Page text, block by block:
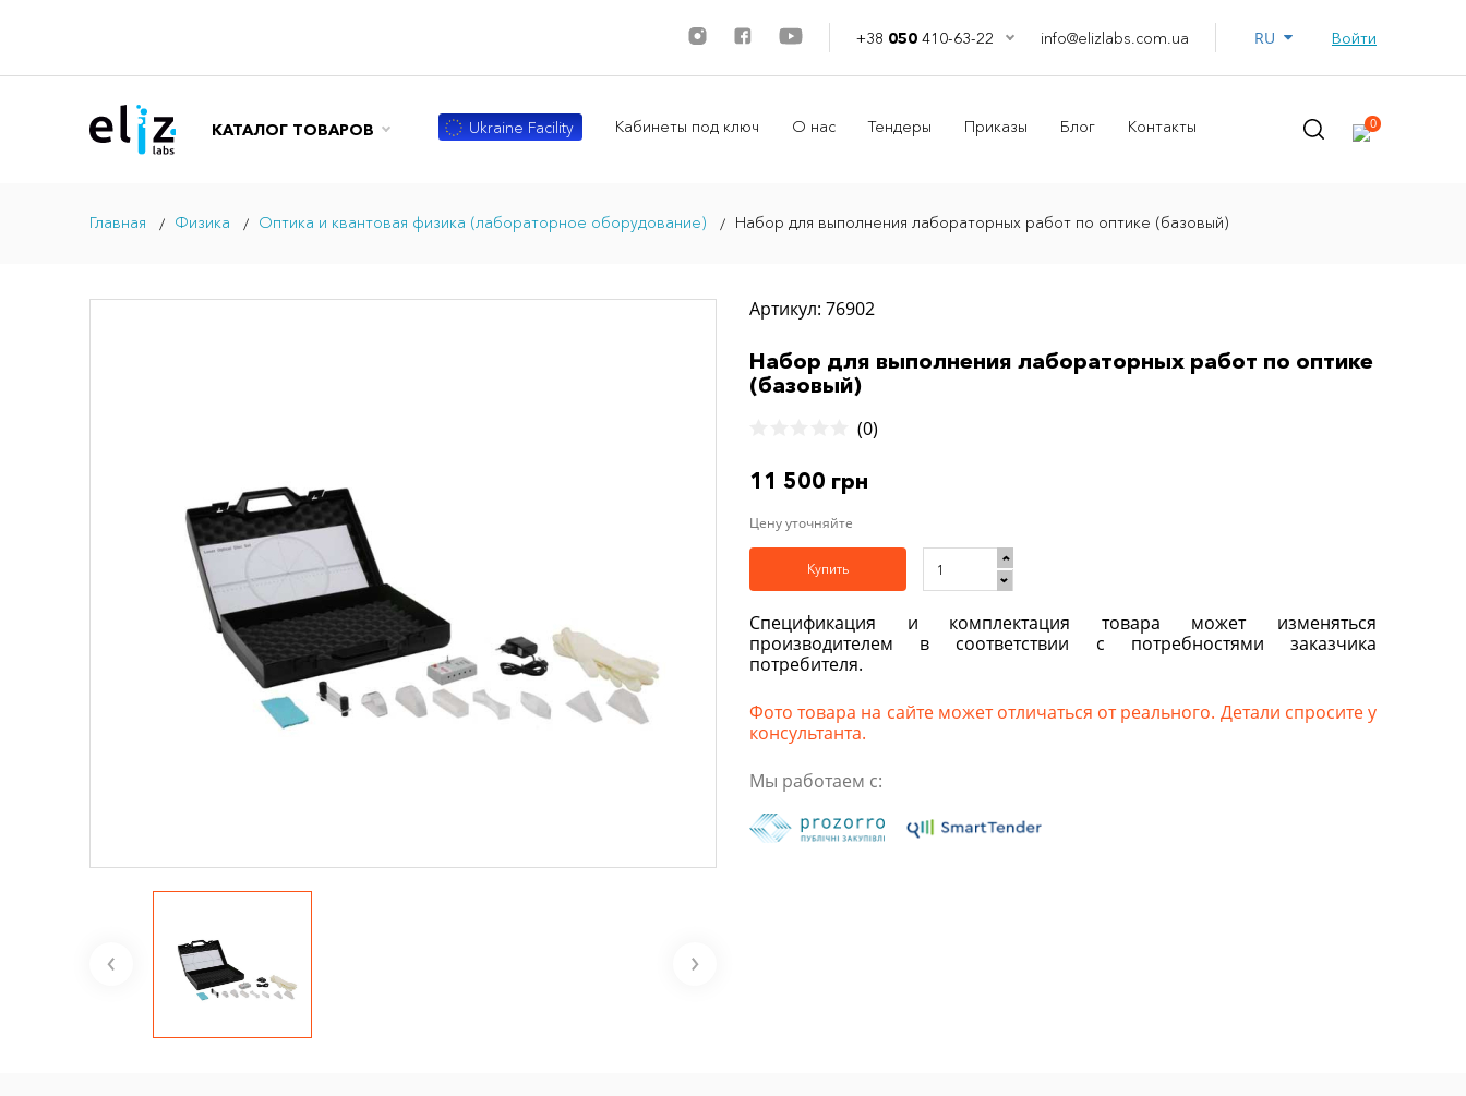
+38 050 410-63-22 info@elizlabs.com.ua Войти
КАТАЛОГ ТОВАРОВ Ukraine Facility Кабинеты под ключ О нас Тендеры Приказы Блог Контакты 0
Главная Физика Оптика и квантовая физика (лабораторное оборудование) Набор для выполнения лабораторных работ по оптике (базовый)
Артикул: 76902
Набор для выполнения лабораторных работ по оптике
(базовый)
(0)
11 500 грн
Цену уточняйте
Купить
Спецификация и комплектация товара может изменяться
производителем в соответствии с потребностями заказчика
потребителя.
Фото товара на сайте может отличаться от реального. Детали спросите у
консультанта.
Мы работаем с: